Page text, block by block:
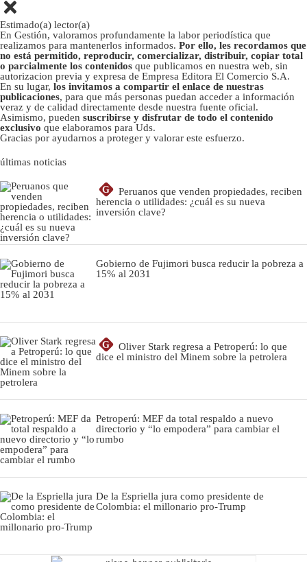
Estimado(a) lector(a)
En Gestión, valoramos profundamente la labor periodística que
realizamos para mantenerlos informados. Por ello, les recordamos que
no está permitido, reproducir, comercializar, distribuir, copiar total
o parcialmente los contenidos que publicamos en nuestra web, sin
autorizacion previa y expresa de Empresa Editora El Comercio S.A.
En su lugar, los invitamos a compartir el enlace de nuestras
publicaciones, para que más personas puedan acceder a información
veraz y de calidad directamente desde nuestra fuente oficial.
Asimismo, pueden suscribirse y disfrutar de todo el contenido
exclusivo que elaboramos para Uds.
Gracias por ayudarnos a proteger y valorar este esfuerzo.
últimas noticias
G
Peruanos que venden propiedades, reciben
herencia o utilidades: ¿cuál es su nueva
inversión clave?
Gobierno de Fujimori busca reducir la pobreza a
15% al 2031
G
Oliver Stark regresa a Petroperú: lo que
dice el ministro del Minem sobre la petrolera
Petroperú: MEF da total respaldo a nuevo
directorio y “lo empodera” para cambiar el
rumbo
De la Espriella jura como presidente de
Colombia: el millonario pro-Trump